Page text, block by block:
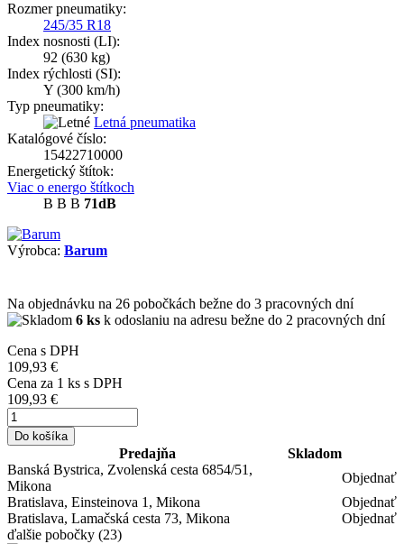
Rozmer pneumatiky:
245/35 R18
Index nosnosti (LI):
92 (630 kg)
Index rýchlosti (SI):
Y (300 km/h)
Typ pneumatiky:
Letná pneumatika
Katalógové číslo:
15422710000
Energetický štítok:
Viac o energo štítkoch
B B B 71dB
Výrobca: Barum
Na objednávku na 26 pobočkách bežne do 3 pracovných dní
6 ks k odoslaniu na adresu bežne do 2 pracovných dní
Cena s DPH
109,93 €
Cena za 1 ks s DPH
109,93 €
Do košíka
Predajňa
Skladom
Banská Bystrica, Zvolenská cesta 6854/51,
Mikona
Objednať
Bratislava, Einsteinova 1, Mikona
Objednať
Bratislava, Lamačská cesta 73, Mikona
Objednať
ďalšie pobočky (23)